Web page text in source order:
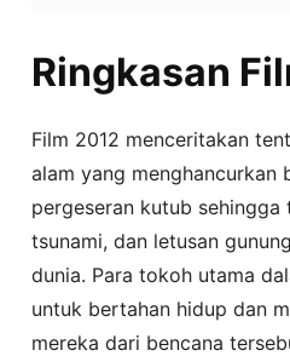
Ringkasan
Film 2012 menceritakan
alam yang menghancurkan
pergeseran kutub sehingga
tsunami, dan letusan
dunia. Para tokoh utama
untuk bertahan hidup dan
mereka dari bencana